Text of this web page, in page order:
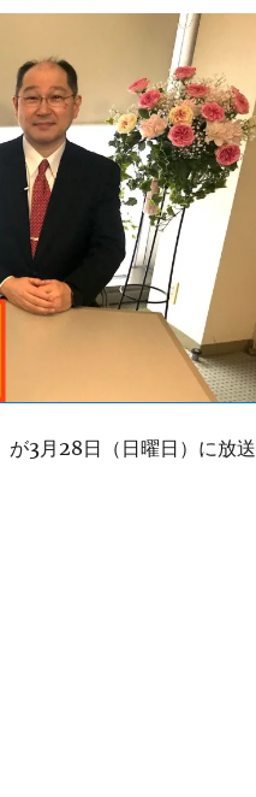
が3月28日（日曜日）に放送
” の